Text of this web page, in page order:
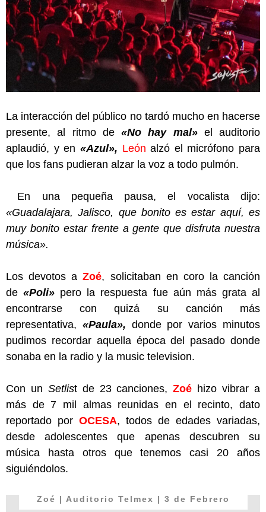
La interacción del público no tardó mucho en hacerse
presente, al ritmo de «No hay mal»el auditorio
aplaudió, y en «Azul», León alzó el micrófono para
que los fans pudieran alzar la voz a todo pulmón.
En una pequeña pausa, el vocalista dijo:
«Guadalajara, Jalisco, que bonito es estar aquí, es
muy bonito estar frente a gente que disfruta nuestra
música».
Los devotos aZoé, solicitaban en coro la canción
de«Poli» pero la respuesta fue aún más grata al
encontrarse con quizá su canción más
representativa, «Paula», donde por varios minutos
pudimos recordar aquella época del pasado donde
sonaba en la radio y la music television.
Con un Setlist de 23 canciones, Zoé hizo vibrar a
más de 7 mil almas reunidas en el recinto, dato
reportado por OCESA, todos de edades variadas,
desde adolescentes que apenas descubren su
música hasta otros que tenemos casi 20 años
siguiéndolos.
Zoé | Auditorio Telmex | 3 de Febrero